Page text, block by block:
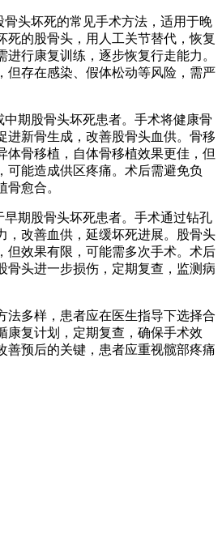
骨头坏死的常见手术方法，适用于晚
死的股骨头，用人工关节替代，恢复
行康复训练，逐步恢复行走能力。
但存在感染、假体松动等风险，需严
中期股骨头坏死患者。手术将健康骨
进新骨生成，改善股骨头血供。骨移
体骨移植，自体骨移植效果更佳，但
可能造成供区疼痛。术后需避免负
愈合。
早期股骨头坏死患者。手术通过钻孔
，改善血供，延缓坏死进展。股骨头
但效果有限，可能需多次手术。术后
骨头进一步损伤，定期复查，监测病
法多样，患者应在医生指导下选择合
康复计划，定期复查，确保手术效
善预后的关键，患者应重视髋部疼痛